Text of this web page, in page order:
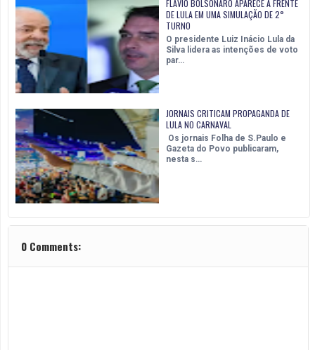
FLÁVIO BOLSONARO APARECE À FRENTE
DE LULA EM UMA SIMULAÇÃO DE 2°
TURNO
O presidente Luiz Inácio Lula da
Silva lidera as intenções de voto
par…
JORNAIS CRITICAM PROPAGANDA DE
LULA NO CARNAVAL
Os jornais Folha de S.Paulo e
Gazeta do Povo publicaram,
nesta s…
0 Comments: